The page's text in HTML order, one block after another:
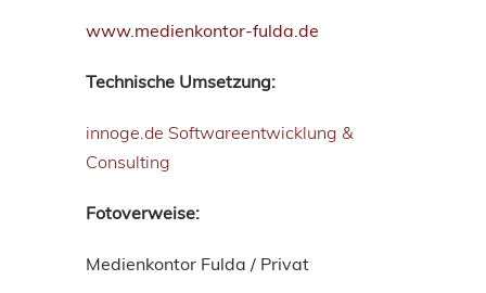
www.medienkontor-fulda.de
Technische Umsetzung:
innoge.de Softwareentwicklung &
Consulting
Fotoverweise:
Medienkontor Fulda / Privat